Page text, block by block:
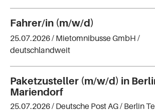
Fahrer/in (m/w/d)
25.07.2026 / Mietomnibusse GmbH /
deutschlandweit
Paketzusteller (m/w/d) in
Mariendorf
25.07.2026 / Deutsche Post AG/ Berlin